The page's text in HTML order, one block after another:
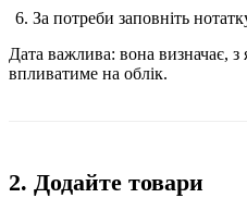
За потреби заповніть
Дата важлива: вона визначає,
впливатиме на облік.
2. Додайте товари